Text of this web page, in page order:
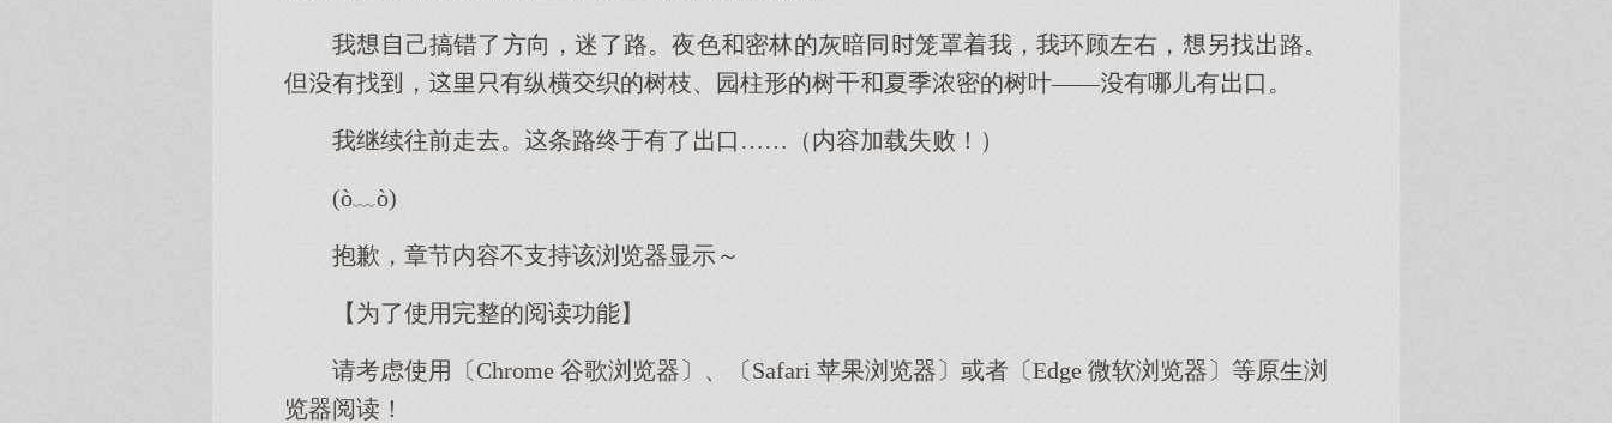
我己搞错了方向，迷了路。夜色密林的灰暗同笼罩着我，我环顾左右，另找路。
但有找，有纵横织的树枝、园柱形的树干夏季浓密的树叶——有哪儿有口。
我继续往前走。条路终有了口……（内容加载失败！）
(ò﹏ò)
抱歉，章节内容不支持该浏览器显示～
【为了使用完整的阅读功能】
请考虑使用〔Chrome 谷歌浏览器〕、〔Safari 苹果浏览器〕或者〔Edge 微软浏览器〕等原生浏
览器阅读！